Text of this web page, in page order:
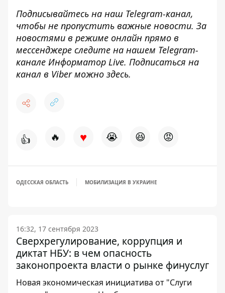
Подписывайтесь на наш Telegram-канал,
чтобы не пропустить важные новости. За
новостями в режиме онлайн прямо в
мессенджере следите на нашем Telegram-
канале Информатор Live. Подписаться на
канал в Viber можно здесь.
👍 🔥 ♥ 😭 😆 😡
ОДЕССКАЯ ОБЛАСТЬ МОБИЛИЗАЦИЯ В УКРАИНЕ
16:32, 17 сентября 2023
Сверхрегулирование, коррупция и
диктат НБУ: в чем опасность
законопроекта власти о рынке финуслуг
Новая экономическая инициатива от "Слуги